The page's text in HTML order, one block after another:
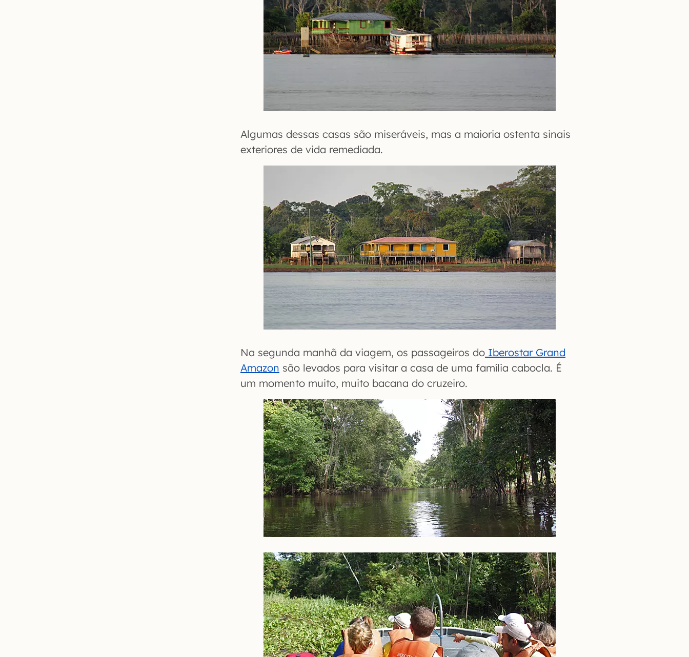
Algumas dessas casas são miseráveis, mas a maioria ostenta sinais
exteriores de vida remediada.
Na segunda manhã da viagem, os passageiros do Iberostar Grand
Amazon são levados para visitar a casa de uma família cabocla. É
um momento muito, muito bacana do cruzeiro.